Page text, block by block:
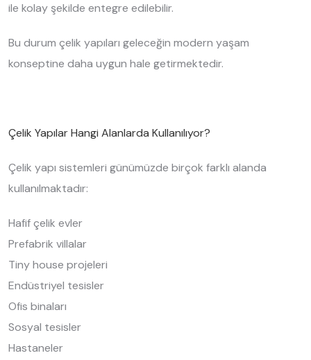
ile kolay şekilde entegre edilebilir.
Bu durum çelik yapıları geleceğin modern yaşam
konseptine daha uygun hale getirmektedir.
Çelik Yapılar Hangi Alanlarda Kullanılıyor?
Çelik yapı sistemleri günümüzde birçok farklı alanda
kullanılmaktadır:
Hafif çelik evler
Prefabrik villalar
Tiny house projeleri
Endüstriyel tesisler
Ofis binaları
Sosyal tesisler
Hastaneler